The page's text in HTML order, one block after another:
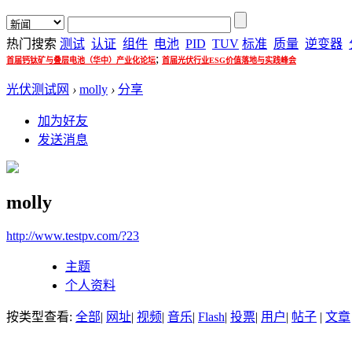
热门搜索 测试 认证 组件 电池 PID TUV 标准 质量 逆变器
首届钙钛矿与叠层电池（华中）产业化论坛; 首届光伏行业ESG价值落地与实践峰会
光伏测试网 › molly › 分享
加为好友
发送消息
molly
http://www.testpv.com/?23
主题
个人资料
按类型查看: 全部| 网址| 视频| 音乐| Flash| 投票| 用户| 帖子 | 文章